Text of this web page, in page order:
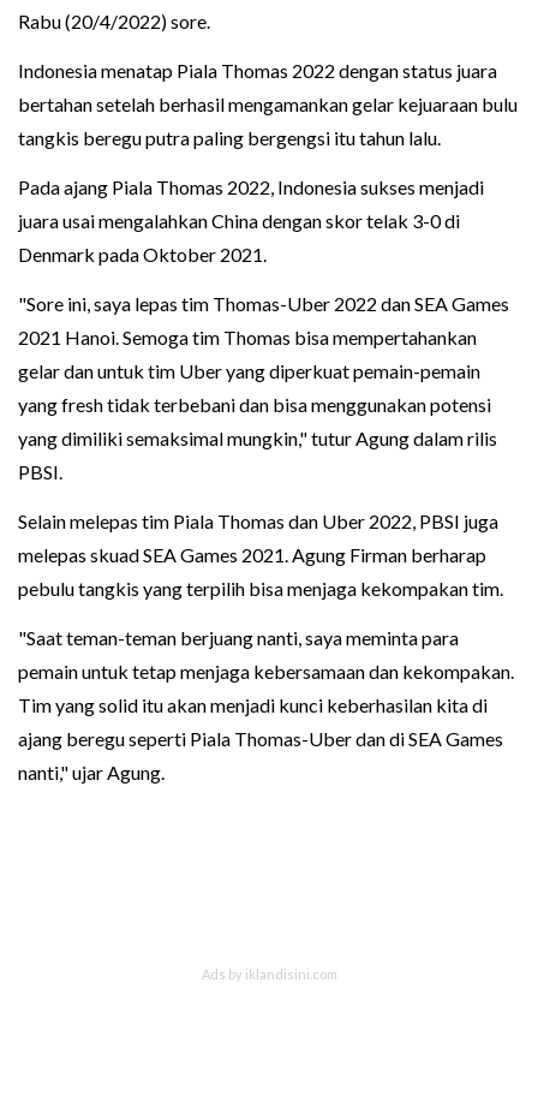
Rabu (20/4/2022) sore.
Indonesia menatap Piala Thomas 2022 dengan status juara
bertahan setelah berhasil mengamankan gelar kejuaraan bulu
tangkis beregu putra paling bergengsi itu tahun lalu.
Pada ajang Piala Thomas 2022, Indonesia sukses menjadi
juara usai mengalahkan China dengan skor telak 3-0 di
Denmark pada Oktober 2021.
"Sore ini, saya lepas tim Thomas-Uber 2022 dan SEA Games
2021 Hanoi. Semoga tim Thomas bisa mempertahankan
gelar dan untuk tim Uber yang diperkuat pemain-pemain
yang fresh tidak terbebani dan bisa menggunakan potensi
yang dimiliki semaksimal mungkin," tutur Agung dalam rilis
PBSI.
Selain melepas tim Piala Thomas dan Uber 2022, PBSI juga
melepas skuad SEA Games 2021. Agung Firman berharap
pebulu tangkis yang terpilih bisa menjaga kekompakan tim.
"Saat teman-teman berjuang nanti, saya meminta para
pemain untuk tetap menjaga kebersamaan dan kekompakan.
Tim yang solid itu akan menjadi kunci keberhasilan kita di
ajang beregu seperti Piala Thomas-Uber dan di SEA Games
nanti," ujar Agung.